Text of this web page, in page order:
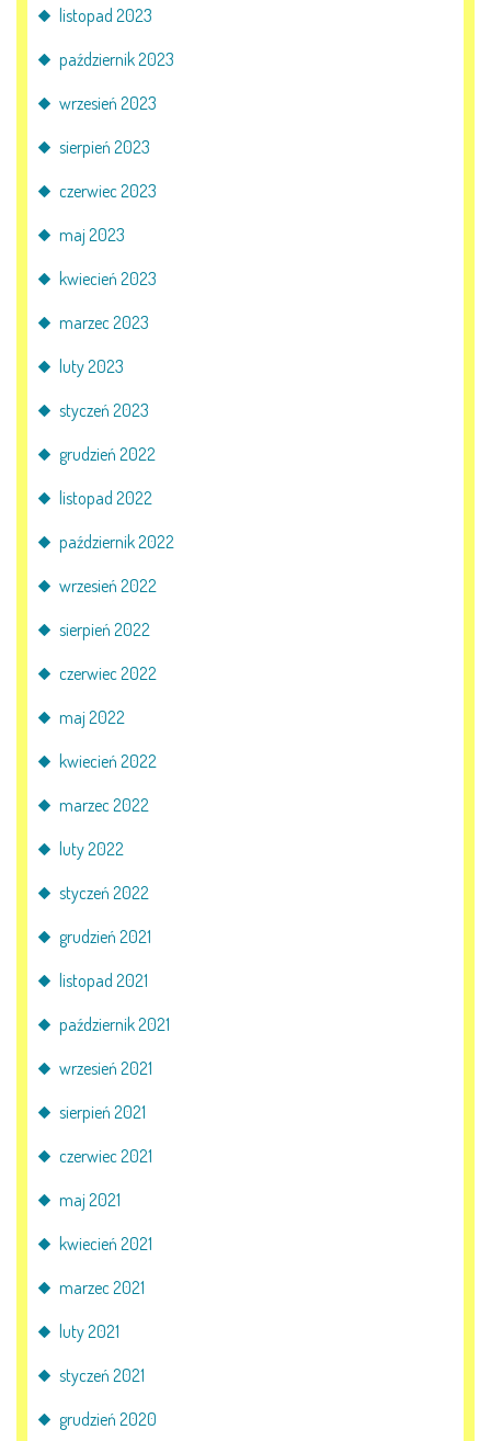
PORADY DLA RODZICÓW
DOKUMENTY DO POBRANIA
OBIADY
COVID – 19
BIP
E-DZIENNIK
KONTAKT
listopad 2023
październik 2023
wrzesień 2023
sierpień 2023
czerwiec 2023
maj 2023
kwiecień 2023
marzec 2023
luty 2023
styczeń 2023
grudzień 2022
listopad 2022
październik 2022
wrzesień 2022
sierpień 2022
czerwiec 2022
maj 2022
kwiecień 2022
marzec 2022
luty 2022
styczeń 2022
grudzień 2021
listopad 2021
październik 2021
wrzesień 2021
sierpień 2021
czerwiec 2021
maj 2021
kwiecień 2021
marzec 2021
luty 2021
styczeń 2021
grudzień 2020